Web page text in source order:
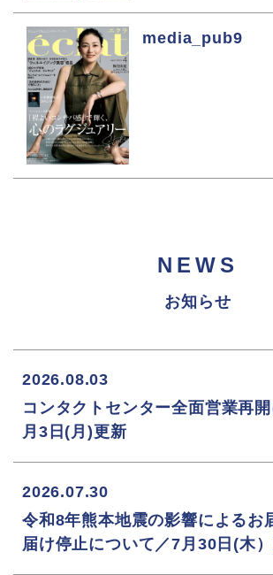
media_pub9
NEWS
お知らせ
2026.08.03
コンタクトセンター全面営業再
月3日(月)更新
2026.07.30
令和8年熊本地震の影響によるお
届け停止について／7月30日(木